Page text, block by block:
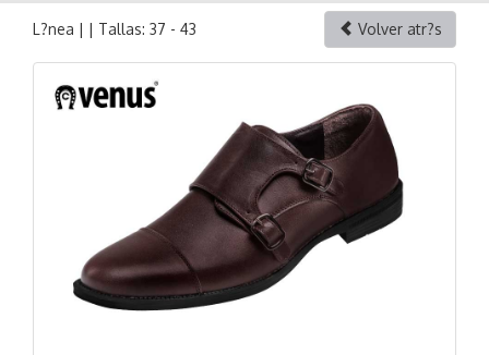
L?nea | | Tallas: 37 - 43 Volver atr?s